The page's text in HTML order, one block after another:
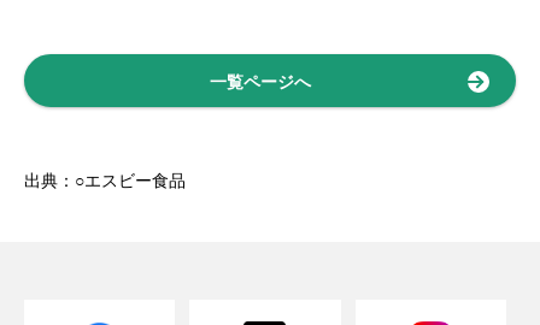
一覧ページへ
出典：○エスビー食品